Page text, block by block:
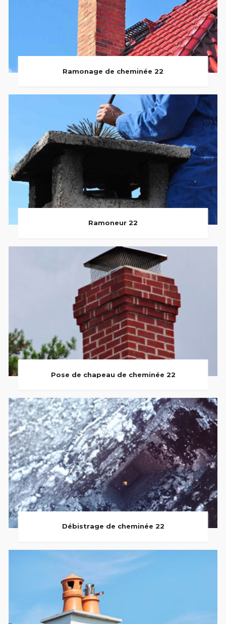
Ramonage de cheminée 22
Ramoneur 22
Pose de chapeau de cheminée 22
Débistrage de cheminée 22